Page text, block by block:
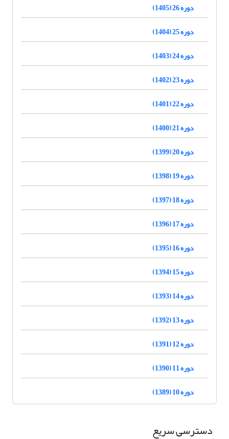
دوره 26 (1405)
دوره 25 (1404)
دوره 24 (1403)
دوره 23 (1402)
دوره 22 (1401)
دوره 21 (1400)
دوره 20 (1399)
دوره 19 (1398)
دوره 18 (1397)
دوره 17 (1396)
دوره 16 (1395)
دوره 15 (1394)
دوره 14 (1393)
دوره 13 (1392)
دوره 12 (1391)
دوره 11 (1390)
دوره 10 (1389)
دسترسی سریع